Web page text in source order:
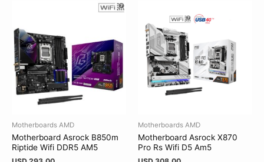
Motherboards AMD
Motherboard Asrock B850m
Riptide Wifi DDR5 AM5
Motherboards AMD
Motherboard Asrock X870
Pro Rs Wifi D5 Am5